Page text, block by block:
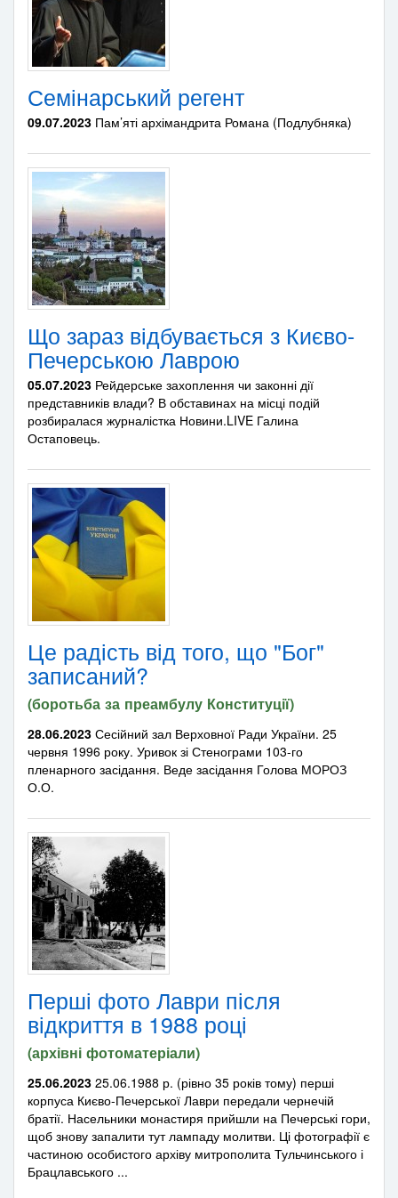
Семінарський регент
09.07.2023 Пам’яті архімандрита Романа (Подлубняка)
Що зараз відбувається з Києво-
Печерською Лаврою
05.07.2023 Рейдерське захоплення чи законні дії
представників влади? В обставинах на місці подій
розбиралася журналістка Новини.LIVE Галина
Остаповець.
Це радість від того, що "Бог"
записаний?
(боротьба за преамбулу Конституції)
28.06.2023 Сесійний зал Верховної Ради України. 25
червня 1996 року. Уривок зі Стенограми 103-го
пленарного засідання. Веде засідання Голова МОРОЗ
О.О.
Перші фото Лаври після
відкриття в 1988 році
(архівні фотоматеріали)
25.06.2023 25.06.1988 р. (рівно 35 років тому) перші
корпуса Києво-Печерської Лаври передали чернечій
братії. Насельники монастиря прийшли на Печерські гори,
щоб знову запалити тут лампаду молитви. Ці фотографії є
частиною особистого архіву митрополита Тульчинського і
Брацлавського ...